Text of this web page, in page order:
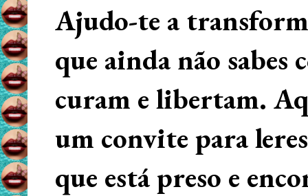
Ajudo-te a
que ainda não
curam e libertam.
um convite para
que está preso e